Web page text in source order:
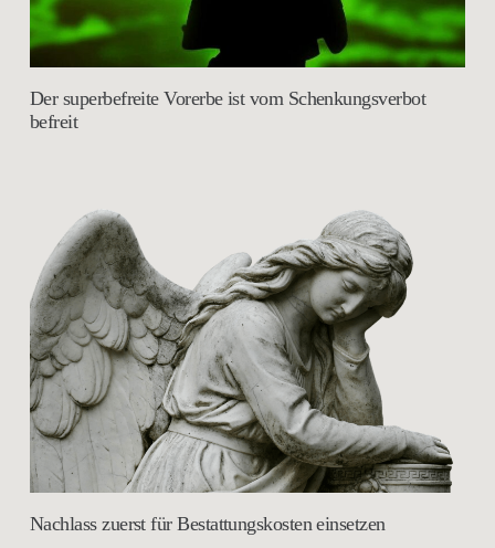
Der superbefreite Vorerbe ist vom Schenkungsverbot
befreit
Nachlass zuerst für Bestattungskosten einsetzen